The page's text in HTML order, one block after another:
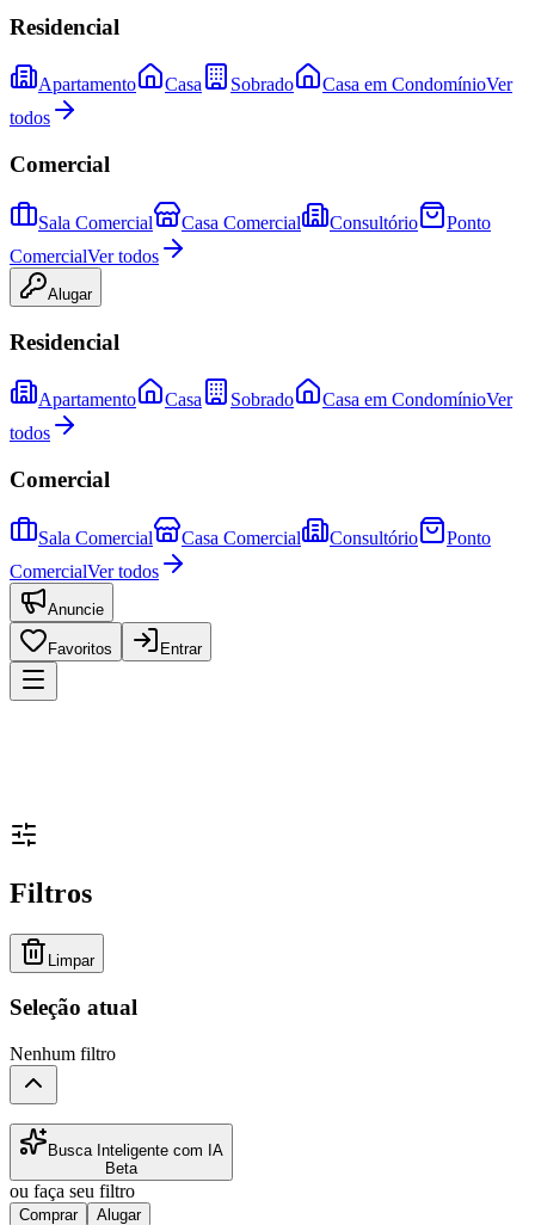
Residencial
Apartamento Casa Sobrado Casa em CondomínioVer
todos
Comercial
Sala Comercial Casa Comercial Consultório
Ponto
ComercialVer todos
Alugar
Residencial
Apartamento Casa Sobrado Casa em CondomínioVer
todos
Comercial
Sala Comercial Casa Comercial Consultório
Ponto
ComercialVer todos
Anuncie
Favoritos Entrar
Filtros
Limpar
Seleção atual
Nenhum filtro
Busca Inteligente com IA
Beta
ou faça seu filtro
Comprar Alugar